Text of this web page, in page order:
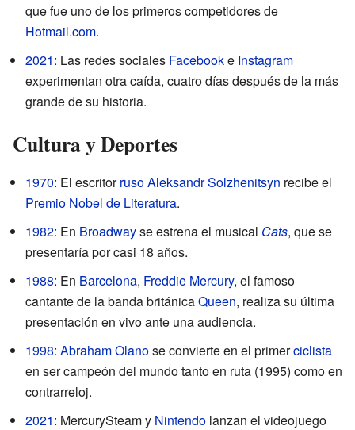
que fue uno de los primeros competidores de
Hotmail.com.
2021: Las redes sociales Facebooke Instagram
experimentan otra caída, cuatro días después de la más
grande de su historia.
Cultura y Deportes
1970: El escritorrusoAleksandr Solzhenitsyn recibe el
Premio Nobel de Literatura.
1982: En Broadwayse estrena el musical Cats, que se
presentaría por casi 18 años.
1988: En Barcelona, Freddie Mercury, el famoso
cantante de la banda británicaQueen, realiza su última
presentación en vivo ante una audiencia.
1998: Abraham Olanose convierte en el primerciclista
en ser campeón del mundo tanto en ruta (1995) como en
contrarreloj.
2021: MercurySteam y Nintendo lanzan el videojuego